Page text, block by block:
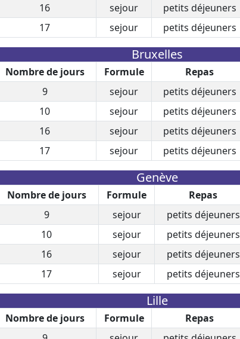
16 sejour petits déjeuners
17 sejour petits déjeuners
Bruxelles
Nombre de jours Formule Repas
9 sejour petits déjeuners
10 sejour petits déjeuners
16 sejour petits déjeuners
17 sejour petits déjeuners
Genève
Nombre de jours Formule Repas
9 sejour petits déjeuners
10 sejour petits déjeuners
16 sejour petits déjeuners
17 sejour petits déjeuners
Lille
Nombre de jours Formule Repas